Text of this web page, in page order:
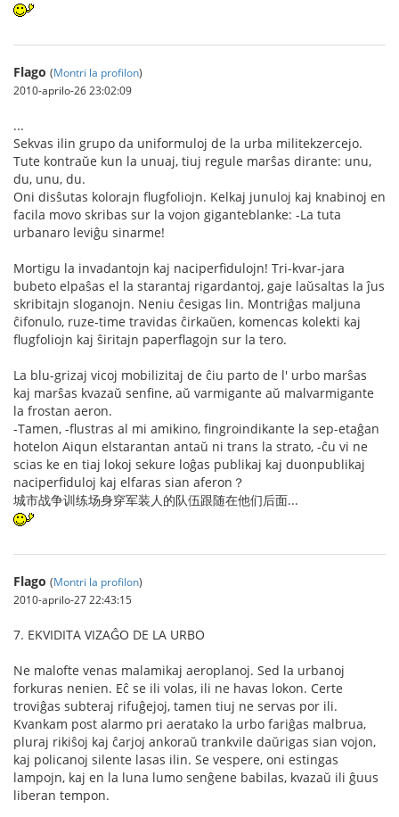
Flago (Montri la profilon)
2010-aprilo-26 23:02:09
...
Sekvas ilin grupo da uniformuloj de la urba militekzercejo.
Tute kontraŭe kun la unuaj, tiuj regule marŝas dirante: unu,
du, unu, du.
Oni disŝutas kolorajn flugfoliojn. Kelkaj junuloj kaj knabinoj en
facila movo skribas sur la vojon giganteblanke: -La tuta
urbanaro leviĝu sinarme!
Mortigu la invadantojn kaj naciperfidulojn! Tri-kvar-jara
bubeto elpaŝas el la starantaj rigardantoj, gaje laŭsaltas la ĵus
skribitajn sloganojn. Neniu ĉesigas lin. Montriĝas maljuna
ĉifonulo, ruze-time travidas ĉirkaŭen, komencas kolekti kaj
flugfoliojn kaj ŝiritajn paperflagojn sur la tero.
La blu-grizaj vicoj mobilizitaj de ĉiu parto de l' urbo marŝas
kaj marŝas kvazaŭ senfine, aŭ varmigante aŭ malvarmigante
la frostan aeron.
-Tamen, -flustras al mi amikino, fingroindikante la sep-etaĝan
hotelon Aiqun elstarantan antaŭ ni trans la strato, -ĉu vi ne
scias ke en tiaj lokoj sekure loĝas publikaj kaj duonpublikaj
naciperfiduloj kaj elfaras sian aferon？
城市战争训练场身穿军装人的队伍跟随在他们后面...
Flago (Montri la profilon)
2010-aprilo-27 22:43:15
7. EKVIDITA VIZAĜO DE LA URBO
Ne malofte venas malamikaj aeroplanoj. Sed la urbanoj
forkuras nenien. Eĉ se ili volas, ili ne havas lokon. Certe
troviĝas subteraj rifuĝejoj, tamen tiuj ne servas por ili.
Kvankam post alarmo pri aeratako la urbo fariĝas malbrua,
pluraj rikiŝoj kaj ĉarjoj ankoraŭ trankvile daŭrigas sian vojon,
kaj policanoj silente lasas ilin. Se vespere, oni estingas
lampojn, kaj en la luna lumo senĝene babilas, kvazaŭ ili ĝuus
liberan tempon.